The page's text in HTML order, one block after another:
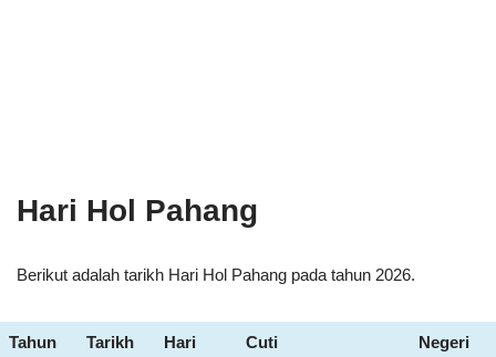
Hari Hol Pahang
Berikut adalah tarikh Hari Hol Pahang pada tahun 2026.
Tahun Tarikh Hari Cuti Negeri